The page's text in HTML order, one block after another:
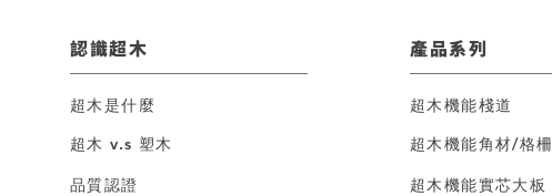
​認識超木
超木是什麼
超木 v.s 塑木
品質認證
產品系列
超木機能棧道
超木機能角材/格柵
超木機能實芯大板